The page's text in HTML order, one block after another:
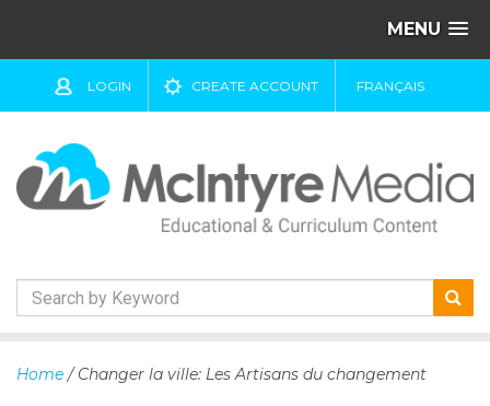
MENU
LOGIN CREATE ACCOUNT FRANÇAIS
kHome / Changer la ville: Les Artisans du changement